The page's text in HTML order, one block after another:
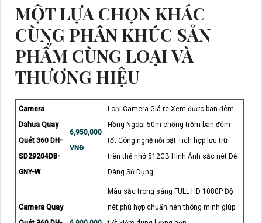
MỘT LỰA CHỌN KHÁC
CÙNG PHÂN KHÚC SẢN
PHẨM CÙNG LOẠI VÀ
THƯƠNG HIỆU
Camera
Dahua Quay
Quét 360 DH-
SD29204DB-
GNY-W
6,950,000
VNĐ
Loại Camera Giá re Xem được ban đêm
Hồng Ngoại 50m chống trộm ban đêm
tốt Công nghệ nỗi bật Tich hợp lưu trữ
trên thẻ nhớ 512GB Hình Ảnh sắc nét Dễ
Dàng Sử Dụng
Camera Quay
Màu sắc trong sáng FULL HD 1080P Độ
nét phù hợp chuẩn nén thông minh giúp